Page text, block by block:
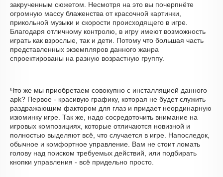
закрученным сюжетом. Несмотря на это вы почерпнёте
огромную массу блаженства от красочной картинки,
прикольной музыки и скорости происходящего в игре.
Благодаря отличному контролю, в игру имеют возможность
играть как взрослые, так и дети. Потому что большая часть
представленных экземпляров данного жанра
спроектированы на разную возрастную группу.
Что же мы приобретаем совокупно с инсталляцией данного
apk? Первое - красивую графику, которая не будет служить
раздражающим фактором для глаз и придает неординарную
изюминку игре. Так же, надо сосредоточить внимание на
игровых композициях, которые отличаются новизной и
полностью выделяют всё, что случается в игре. Напоследок,
обычное и комфортное управление. Вам не стоит ломать
голову над поиском требуемых действий, или подбирать
кнопки управления - всё придельно просто.